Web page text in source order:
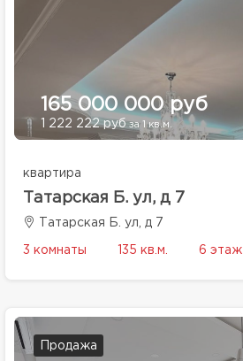
165 000 000 руб
1 222 222 руб за 1 кв.м.
квартира
Татарская Б. ул, д 7
Татарская Б. ул, д 7
3 комнаты 135 кв.м. 6 этаж
Продажа